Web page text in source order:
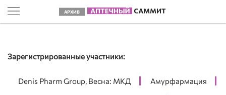
АРХИВ
Зарегистрированные участники:
Denis Pharm Group, Весна: МКД Амурфармация